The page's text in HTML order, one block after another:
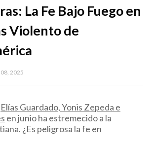
La Fe Bajo Fuego en
Violento de
2025
Elías Guardado, Yonis Zepeda e
en junio ha estremecido a la
¿Es peligrosa la fe en